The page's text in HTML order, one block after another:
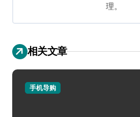
理。
相关文章
手机导购